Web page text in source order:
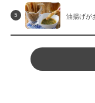
5 油揚げが